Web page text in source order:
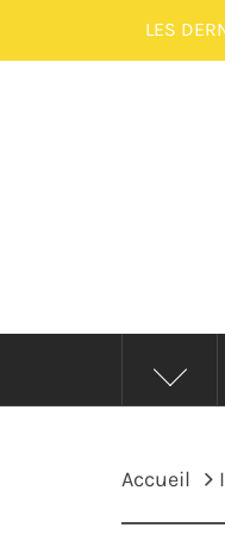
au
LES
Accueil